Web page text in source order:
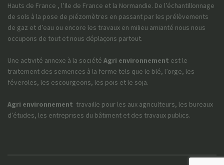
Hauts de France , l’Ile de France et la Normandie. De l’échantillonnage
de sols à la pose de piézomètres en passant par les prélèvements
de gaz et d’eau ou encore les travaux en milieu amianté nous nous
occupons de tout et nous déplaçons partout.
Une activité annexe à la société Agri environnement est le
traitement des semences à la ferme tels que le blé, l’orge, les
féveroles, les escourgeons, les pois et le soja.
Agri environnement travaille pour les aux agriculteurs, les bureaux
d’études, les entreprises du bâtiment et des travaux publics.